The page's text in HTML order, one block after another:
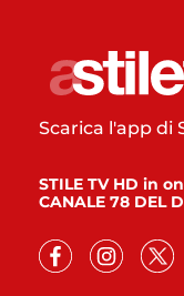
Scarica l'app di
STILE TV HD in
CANALE 78 DEL